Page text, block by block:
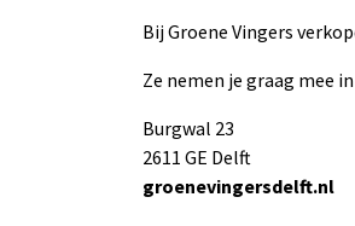
Bij Groene Vingers
Ze nemen je graag mee
Burgwal 23
2611 GE Delft
groenevingersdelft.nl